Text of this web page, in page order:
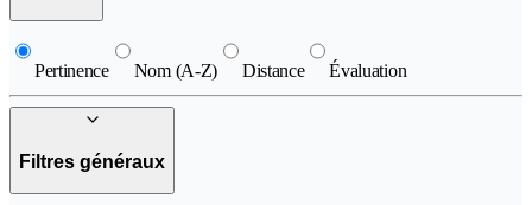
Pertinence Nom (A-Z) Distance Évaluation
Filtres généraux